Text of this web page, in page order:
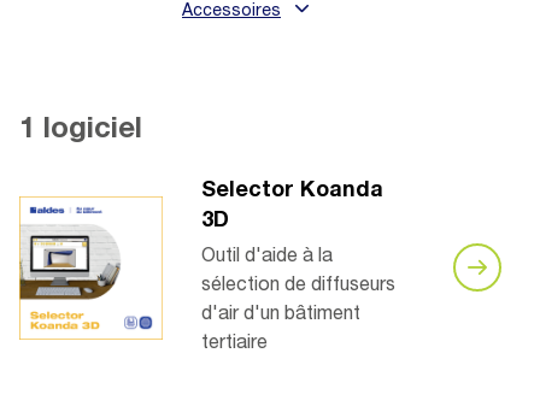
Accessoires
1 logiciel
Selector Koanda
3D
Outil d'aide à la
sélection de diffuseurs
d'air d'un bâtiment
tertiaire